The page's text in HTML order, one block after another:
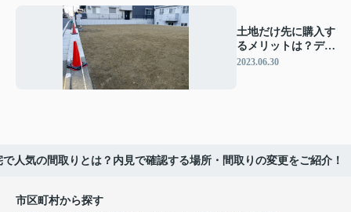
土地だけ先に購入す
るメリットは？デメ
リットや注意点もあ
2023.06.30
で人気の間取りとは？内見で確認する場所・間取りの変更をご紹介！
市区町村から探す